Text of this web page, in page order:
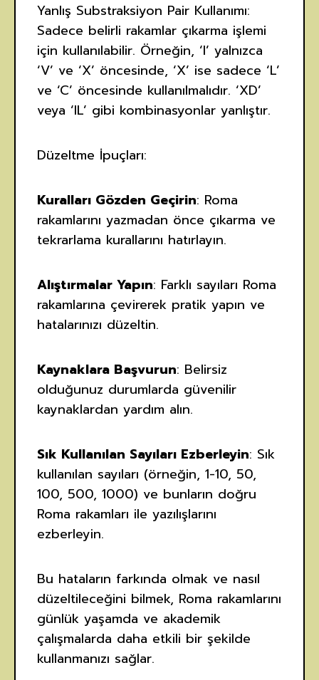
Yanlış Substraksiyon Pair Kullanımı:
Sadece belirli rakamlar çıkarma işlemi
için kullanılabilir. Örneğin, ‘I’ yalnızca
‘V’ ve ‘X’ öncesinde, ‘X’ ise sadece ‘L’
ve ‘C’ öncesinde kullanılmalıdır. ‘XD’
veya ‘IL’ gibi kombinasyonlar yanlıştır.
Düzeltme İpuçları:
Kuralları Gözden Geçirin: Roma
rakamlarını yazmadan önce çıkarma ve
tekrarlama kurallarını hatırlayın.
Alıştırmalar Yapın: Farklı sayıları Roma
rakamlarına çevirerek pratik yapın ve
hatalarınızı düzeltin.
Kaynaklara Başvurun: Belirsiz
olduğunuz durumlarda güvenilir
kaynaklardan yardım alın.
Sık Kullanılan Sayıları Ezberleyin: Sık
kullanılan sayıları (örneğin, 1-10, 50,
100, 500, 1000) ve bunların doğru
Roma rakamları ile yazılışlarını
ezberleyin.
Bu hataların farkında olmak ve nasıl
düzeltileceğini bilmek, Roma rakamlarını
günlük yaşamda ve akademik
çalışmalarda daha etkili bir şekilde
kullanmanızı sağlar.